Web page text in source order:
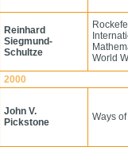
Reinhard
Siegmund-
Schultze
World
2000
John V.
Pickstone
Ways